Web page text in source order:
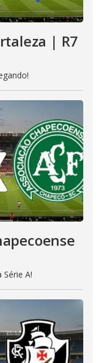
| R7
A!